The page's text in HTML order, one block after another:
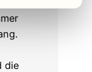
die